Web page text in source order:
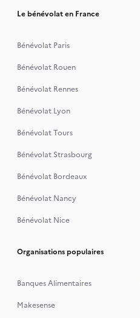
Le bénévolat en France
Bénévolat Paris
Bénévolat Rouen
Bénévolat Rennes
Bénévolat Lyon
Bénévolat Tours
Bénévolat Strasbourg
Bénévolat Bordeaux
Bénévolat Nancy
Bénévolat Nice
Organisations populaires
Banques Alimentaires
Makesense